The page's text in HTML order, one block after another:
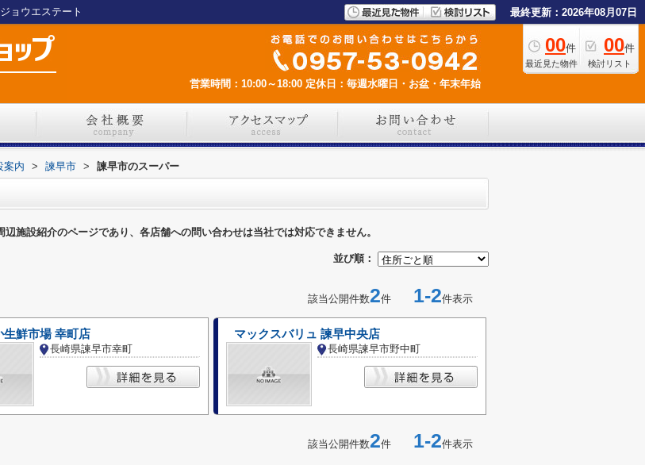
ョウエステート 最終更新：2026年08月07日
00件
最近見た物件
00件
検討リスト
営業時間：10:00～18:00 定休日：毎週水曜日・お盆・年末年始
案内 > 諫早市 > 諫早市のスーパー
施設紹介のページであり、各店舗への問い合わせは当社では対応できません。
並び順：
該当公開件数2件 1-2件表示
生鮮市場 幸町店
長崎県諫早市幸町
マックスバリュ 諫早中央店
長崎県諫早市野中町
該当公開件数2件 1-2件表示